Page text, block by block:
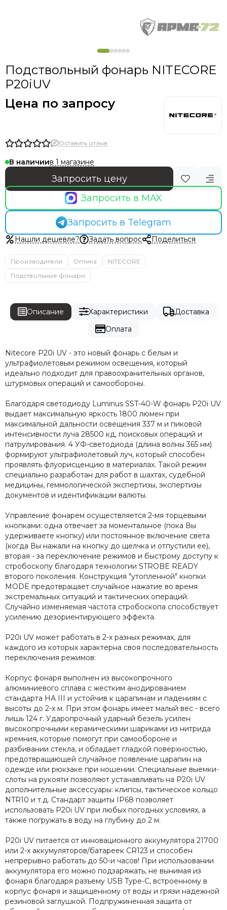
Подствольный фонарь NITECORE
P20iUV
Цена по запросу
Оставить отзыв
В наличиив 1 магазине
Запросить цену
Запросить в MAX
Запросить в Telegram
Нашли дешевле? Задать вопрос Поделиться
Производители Оптика
NITECORE
Подствольные фонари
Описание Характеристики
Доставка
Оплата
Nitecore P20i UV - это новый фонарь с белым и
ультрафиолетовым режимом освещения, который
идеально подходит для правоохранительных органов,
штурмовых операций и самообороны.
Благодаря светодиоду Luminus SST-40-W фонарь P20i UV
выдает максимальную яркость 1800 люмен при
максимальной дальности освещения 337 м и пиковой
интенсивности луча 28500 кд, поисковых операций и
патрулирования. 4 УФ-светодиода (длина волны 365 нм)
формируют ультрафиолетовый луч, который способен
проявлять флуорисценцию в материалах. Такой режим
специально разработан для работ в шахтах, судебной
медицины, геммологической экспертизы, экспертизы
документов и идентификации валюты.
Управление фонарем осуществляется 2-мя торцевыми
кнопками: одна отвечает за моментальное (пока Вы
удерживаете кнопку) или постоянное включение света
(когда Вы нажали на кнопку до щелчка и отпустили ее),
вторая - за переключение режимов и быстрому доступу к
стробоскопу благодаря технологии STROBE READY
второго поколения. Конструкция "утопленной" кнопки
MODE предотвращает случайное нажатие во время
экстремальных ситуаций и тактических операций.
Случайно изменяемая частота стробоскопа способствует
усилению дезориентирующего эффекта.
P20i UV может работать в 2-х разных режимах, для
каждого из которых характерна своя последовательность
переключения режимов:
Корпус фонаря выполнен из высокопрочного
алюминиевого сплава с жестким анодированием
стандарта HA III и устойчив к царапинам и падениям с
высоты до 2-х м. При этом фонарь имеет малый вес - всего
лишь 124 г. Ударопрочный ударный безель усилен
высокопрочными керамическими шариками из нитрида
кремния, которые помогут при самообороне и
разбивании стекла, и обладает гладкой поверхностью,
предотвращающей случайное появление царапин на
одежде или рюкзаке при ношении. Специальные выемки-
слоты на рукояти позволяют устанавливать на P20i UV
дополнительные аксессуары: клипсы, тактическое кольцо
NTR10 и т.д. Стандарт защиты IP68 позволяет
использовать P20i UV при любых погодных условиях, а
также погружать в воду на глубину до 2 м.
P20i UV питается от инновационного аккумулятора 21700
или 2-х аккумуляторов/батареек CR123 и способен
непрерывно работать до 50-и часов! При использовании
аккумулятора его можно подзаряжать, не вынимая из
фонаря благодаря разъему USB Type-C, встроенному в
корпус фонаря и защищенному от воды и грязи надежной
резиновой заглушкой. Подпружиненная защита от